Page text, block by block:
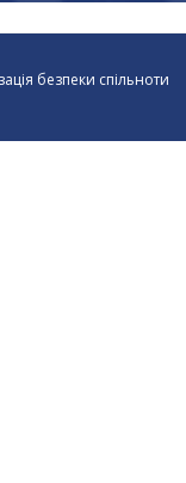
безпеки спільноти